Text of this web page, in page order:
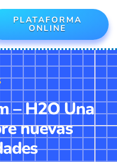
PLATAFORMA
ONLINE
– H2O Una
nuevas